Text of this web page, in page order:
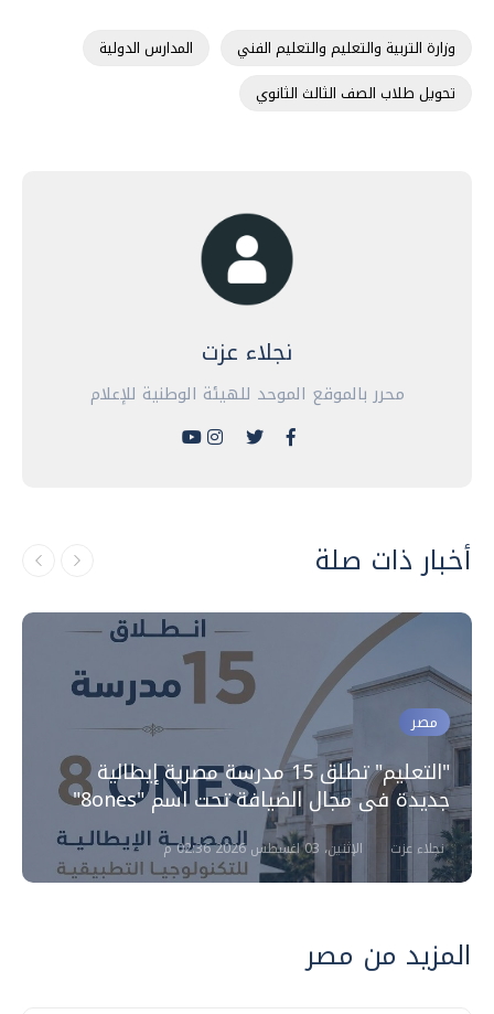
وزارة التربية والتعليم والتعليم الفني
المدارس الدولية
تحويل طلاب الصف الثالث الثانوي
نجلاء عزت
محرر بالموقع الموحد للهيئة الوطنية للإعلام
أخبار ذات صلة
مصر
"التعليم" تطلق 15 مدرسة مصرية إيطالية
جديدة فى مجال الضيافة تحت اسم "8ones"
نجلاء عزت الإثنين، 03 اغسطس 2026 02:36 م
المزيد من مصر